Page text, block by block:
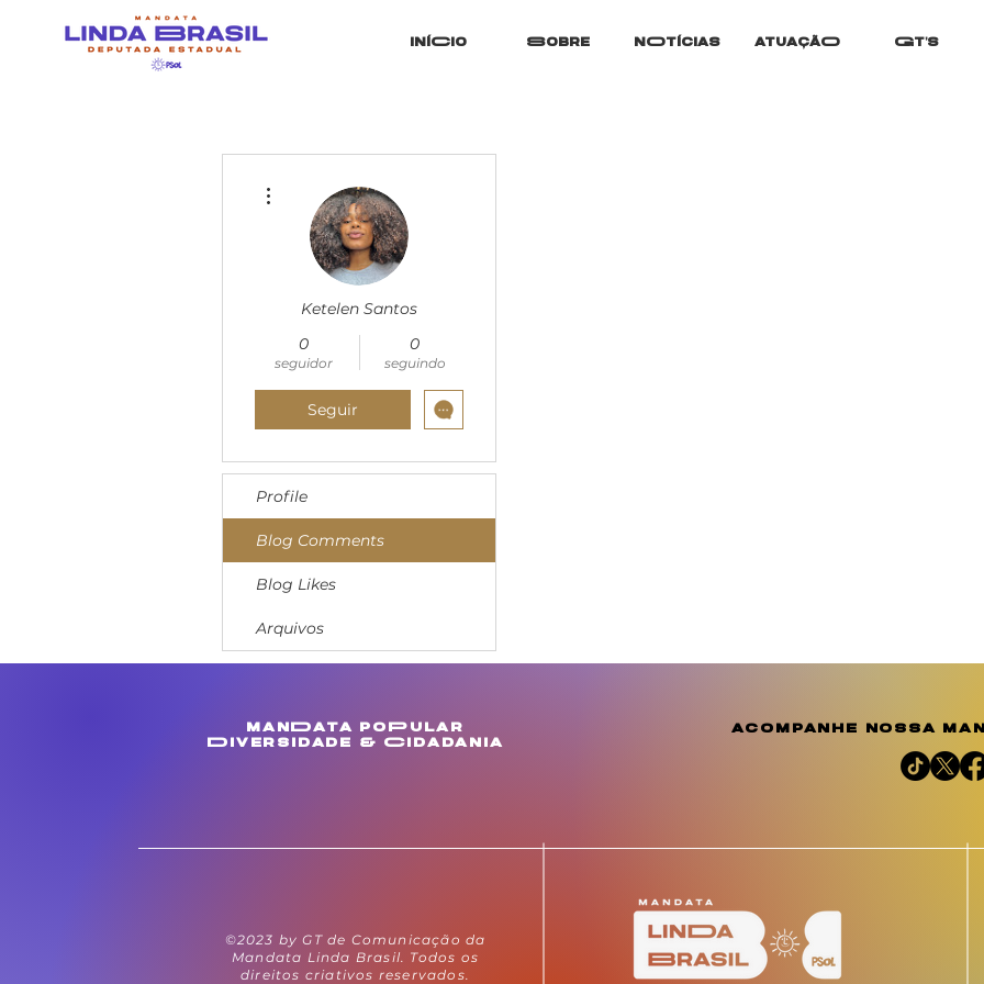
iníCio Sobre nOtícias atuaçãO Gt's
Ketelen Santos
0
seguidor
0
seguindo
Seguir
Profile
Blog Comments
Blog Likes
Arquivos
manData poPular
Diversidade & Cidadania
acompanhe nossa
©2023 by GT de Comunicação da
Mandata Linda Brasil. Todos os
direitos criativos reservados.